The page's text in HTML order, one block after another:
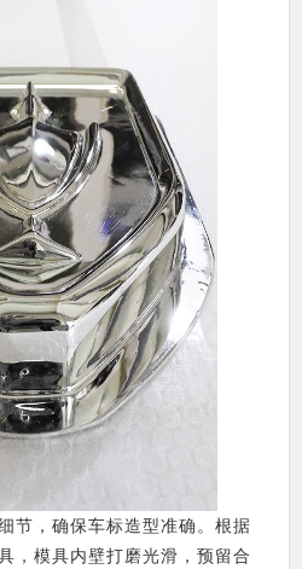
，确保车标造型准确。根据
，模具内壁打磨光滑，预留合